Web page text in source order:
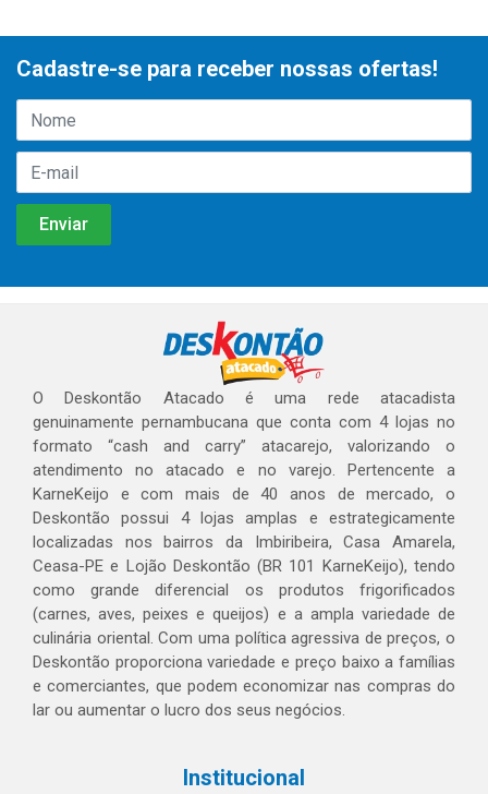
Cadastre-se para receber nossas ofertas!
O Deskontão Atacado é uma rede atacadista
genuinamente pernambucana que conta com 4 lojas no
formato “cash and carry” atacarejo, valorizando o
atendimento no atacado e no varejo. Pertencente a
KarneKeijo e com mais de 40 anos de mercado, o
Deskontão possui 4 lojas amplas e estrategicamente
localizadas nos bairros da Imbiribeira, Casa Amarela,
Ceasa-PE e Lojão Deskontão (BR 101 KarneKeijo), tendo
como grande diferencial os produtos frigorificados
(carnes, aves, peixes e queijos) e a ampla variedade de
culinária oriental. Com uma política agressiva de preços, o
Deskontão proporciona variedade e preço baixo a famílias
e comerciantes, que podem economizar nas compras do
lar ou aumentar o lucro dos seus negócios.
Institucional